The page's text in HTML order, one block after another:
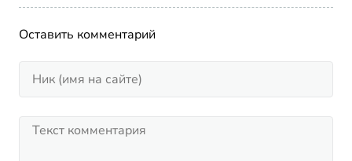
Оставить комментарий